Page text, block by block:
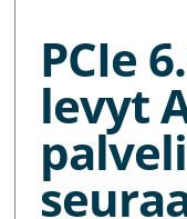
PCIe
levyt